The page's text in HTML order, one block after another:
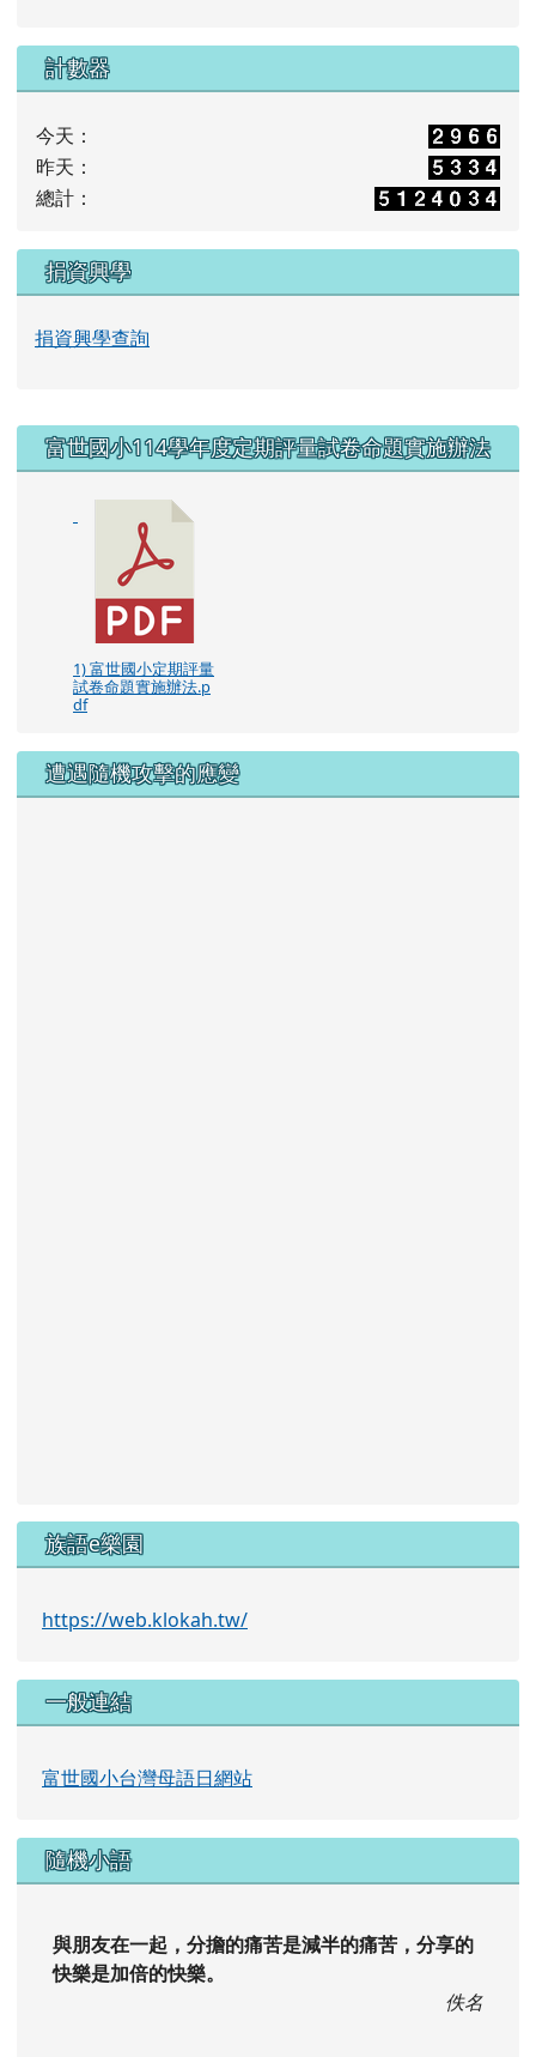
計數器
今天：
昨天：
總計：
捐資興學
捐資興學查詢
右邊區域內容
富世國小114學年度定期評量試卷命題實施辦法
1) 富世國小定期評量
試卷命題實施辦法.p
df
遭遇隨機攻擊的應變
族語e樂園
https://web.klokah.tw/
一般連結
富世國小台灣母語日網站
隨機小語
與朋友在一起，分擔的痛苦是減半的痛苦，分享的
快樂是加倍的快樂。
佚名